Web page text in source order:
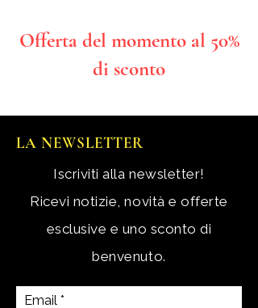
Offerta del momento al 50%
di sconto
LA NEWSLETTER
Iscriviti alla newsletter!
Ricevi notizie, novità e offerte
esclusive e uno sconto di
benvenuto.
Email